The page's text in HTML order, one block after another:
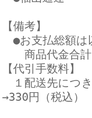
【備考】
●お支払総額は
商品代金合計
【代引手数料】
１配送先につ
→330円（税込）